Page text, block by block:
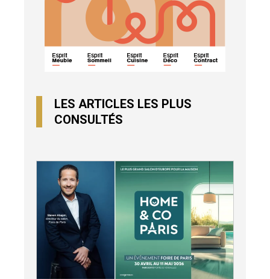
LES ARTICLES LES PLUS
CONSULTÉS